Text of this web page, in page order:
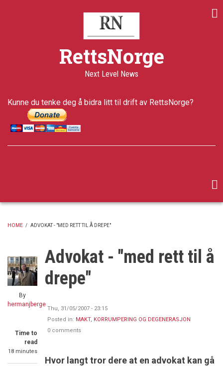
RettsNorge
Next Level News
Kunne du tenke deg å bidra litt til drift av RettsNorge?
HOME / ADVOKAT - "MED RETT TIL Å DREPE"
By
hermanjberge
Time to
read
18 minutes
Advokat - "med rett til å
drepe"
Thu, 31/05/2007 - 23:15
Posted in: MAKT, KORRUMPERING OG DEGENERASJON
0 comments
Hvor langt tror dere at en advokat kan gå